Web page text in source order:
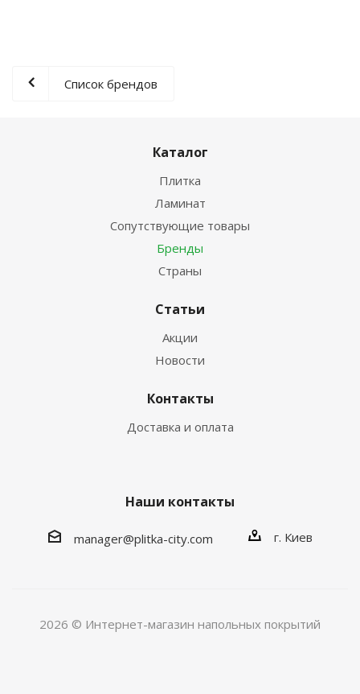
Список брендов
Каталог
Плитка
Ламинат
Сопутствующие товары
Бренды
Страны
Статьи
Акции
Новости
Контакты
Доставка и оплата
Наши контакты
manager@plitka-city.com г. Киев
2026 © Интернет-магазин напольных покрытий